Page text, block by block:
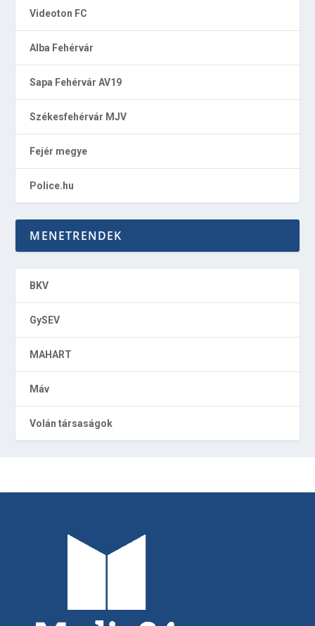
Videoton FC
Alba Fehérvár
Sapa Fehérvár AV19
Székesfehérvár MJV
Fejér megye
Police.hu
MENETRENDEK
BKV
GySEV
MAHART
Máv
Volán társaságok